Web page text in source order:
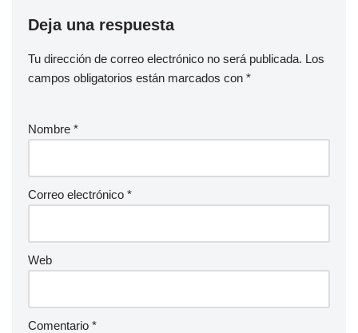
Deja una respuesta
Tu dirección de correo electrónico no será publicada. Los
campos obligatorios están marcados con *
Nombre *
Correo electrónico *
Web
Comentario *